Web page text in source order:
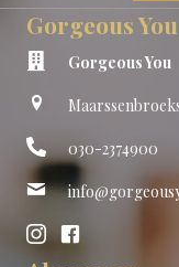
Gorgeous You
Gorgeous You
030-2374900